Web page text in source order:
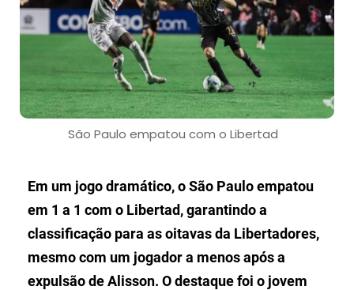
São Paulo empatou com o Libertad
Em um jogo dramático, o São Paulo empatou
em 1 a 1 com o Libertad, garantindo a
classificação para as oitavas da Libertadores,
mesmo com um jogador a menos após a
expulsão de Alisson. O destaque foi o jovem